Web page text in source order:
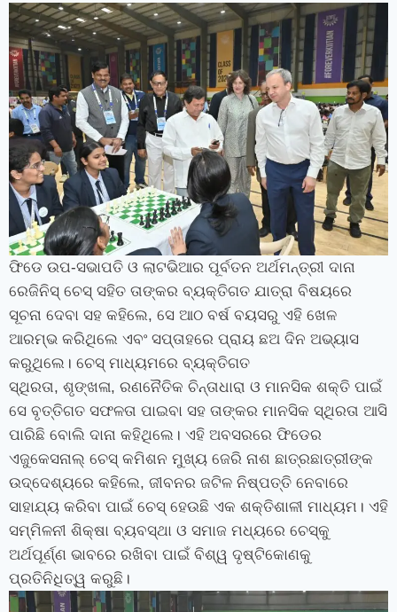
ଫିଡେ ଉପ-ସଭାପତି ଓ ଲାଟଭିଆର ପୂର୍ବତନ ଅର୍ଥମନ୍ତ୍ରୀ ଦାନା
ରେଜିନିସ୍ ଚେସ୍ ସହିତ ତାଙ୍କର ବ୍ୟକ୍ତିଗତ ଯାତ୍ରା ବିଷୟରେ
ସୂଚନା ଦେବା ସହ କହିଲେ, ସେ ଆଠ ବର୍ଷ ବୟସରୁ ଏହି ଖେଳ
ଆରମ୍ଭ କରିଥିଲେ ଏବଂ ସପ୍ତାହରେ ପ୍ରାୟ ଛଅ ଦିନ ଅଭ୍ୟାସ
କରୁଥିଲେ। ଚେସ୍ ମାଧ୍ୟମରେ ବ୍ୟକ୍ତିଗତ
ସ୍ଥିରତା, ଶୃଙ୍ଖଳା, ରଣନୈତିକ ଚିନ୍ତାଧାରା ଓ ମାନସିକ ଶକ୍ତି ପାଇଁ
ସେ ବୃତ୍ତିଗତ ସଫଳତା ପାଇବା ସହ ତାଙ୍କର ମାନସିକ ସ୍ଥିରତା ଆସି
ପାରିଛି ବୋଲି ଦାନା କହିଥିଲେ। ଏହି ଅବସରରେ ଫିଡେର
ଏଜୁକେସନାଲ୍‍ ଚେସ୍‍ କମିଶନ ମୁଖ୍ୟ ଜେରି ନାଶ ଛାତ୍ରଛାତ୍ରୀଙ୍କ
ଉଦ୍ଦେଶ୍ୟରେ କହିଲେ, ଜୀବନର ଜଟିଳ ନିଷ୍ପତ୍ତି ନେବାରେ
ସାହାଯ୍ୟ କରିବା ପାଇଁ ଚେସ୍‍ ହେଉଛି ଏକ ଶକ୍ତିଶାଳୀ ମାଧ୍ୟମ। ଏହି
ସମ୍ମିଳନୀ ଶିକ୍ଷା ବ୍ୟବସ୍ଥା ଓ ସମାଜ ମଧ୍ୟରେ ଚେସ୍‍କୁ
ଅର୍ଥପୂର୍ଣ୍ଣ ଭାବରେ ରଖିବା ପାଇଁ ବିଶ୍ୱ ଦୃଷ୍ଟିକୋଣକୁ
ପ୍ରତିନିଧିତ୍ୱ କରୁଛି।